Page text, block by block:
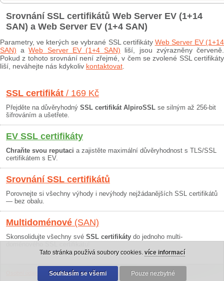
Srovnání SSL certifikátů Web Server EV (1+14
SAN) a Web Server EV (1+4 SAN)
Parametry, ve kterých se vybrané SSL certifikáty Web Server EV (1+14
SAN) aWeb Server EV (1+4 SAN) liší, jsou zvýrazněny červeně.
Pokud z tohoto srovnání není zřejmé, v čem se zvolené SSL certifikáty
liší, neváhejte nás kdykoliv kontaktovat
SSL certifikát / 169 Kč
Přejděte na důvěryhodný SSL certifikát AlpiroSSL se silným až 256-bit
šifrováním a ušetřete.
EV SSL certifikáty
Chraňte svou reputaci a zajistěte maximální důvěryhodnost s TLS/SSL
certifikátem s EV.
Srovnání SSL certifikátů
Porovnejte si všechny výhody i nevýhody nejžádanějších SSL certifikátů
— bez obalu.
Multidoménové (SAN)
Skonsolidujte všechny své SSL certifikáty do jednoho multi-
Obchodní podmínky|30 dní záruka
Tato stránka používá soubory cookies. více informací
Souhlasím se všemi Pouze nezbytné